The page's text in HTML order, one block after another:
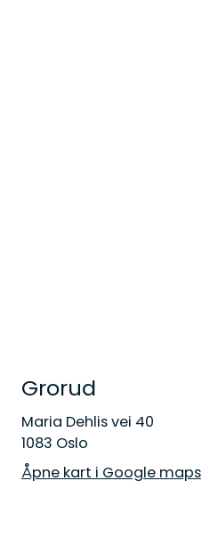
Grorud
Maria Dehlis vei 40
1083 Oslo
Åpne kart i Google maps